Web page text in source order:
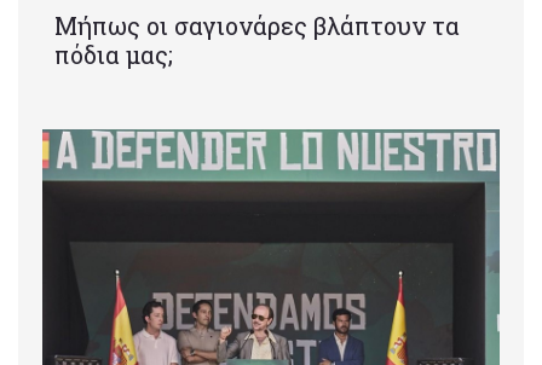
Μήπως οι σαγιονάρες βλάπτουν τα
πόδια μας;